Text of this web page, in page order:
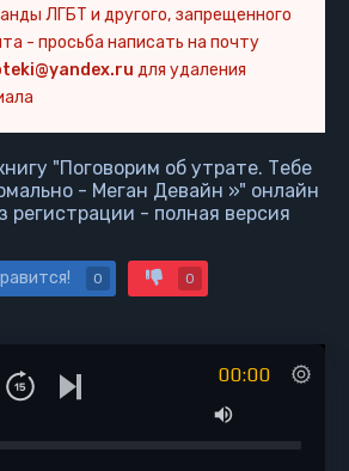
ЛГБТ и другого, запрещенного
- просьба написать на почту
для удаления
"Поговорим об утрате. Тебе
- Меган Девайн »" онлайн
регистрации - полная версия
0 0
00:00